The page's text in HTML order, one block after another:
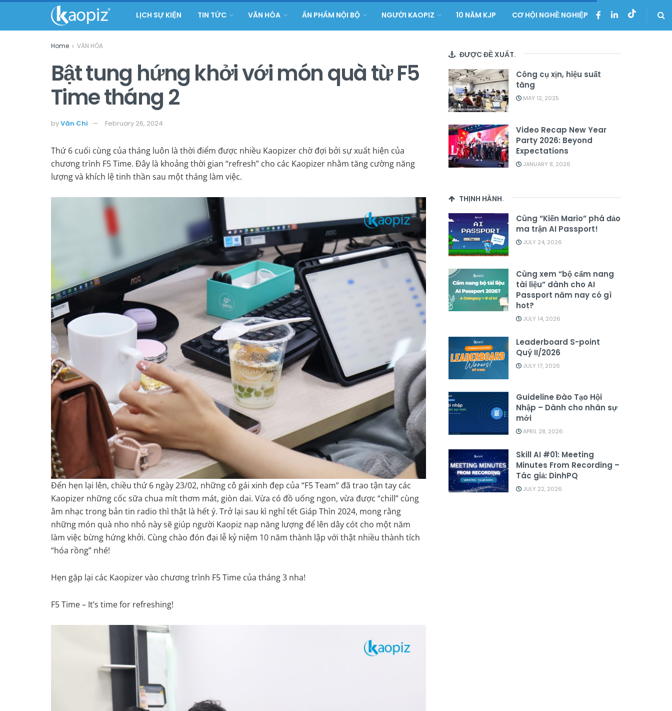
LỊCH SỰ KIỆN TIN TỨC VĂN HÓA ẤN PHẨM NỘI BỘ NGƯỜI KAOPIZ 10 NĂM KJP CƠ HỘI NGHỀ NGHIỆP
Home VĂN HÓA
Bật tung hứng khởi với món quà từ F5
Time tháng 2
byVân Chi February 26, 2024
Thứ 6 cuối cùng của tháng luôn là thời điểm được nhiều Kaopizer chờ đợi bởi sự xuất hiện của
chương trình F5 Time. Đây là khoảng thời gian “refresh” cho các Kaopizer nhằm tăng cường năng
lượng và khích lệ tinh thần sau một tháng làm việc.
Đến hẹn lại lên, chiều thứ 6 ngày 23/02, những cô gái xinh đẹp của “F5 Team” đã trao tận tay các
Kaopizer những cốc sữa chua mít thơm mát, giòn dai. Vừa có đồ uống ngon, vừa được “chill” cùng
âm nhạc trong bản tin radio thì thật là hết ý. Trở lại sau kì nghỉ tết Giáp Thìn 2024, mong rằng
những món quà nho nhỏ này sẽ giúp người Kaopiz nạp năng lượng để lên dây cót cho một năm
làm việc bừng hứng khởi. Cùng chào đón đại lễ kỷ niệm 10 năm thành lập với thật nhiều thành tích
“hóa rồng” nhé!
Hẹn gặp lại các Kaopizer vào chương trình F5 Time của tháng 3 nha!
F5 Time – It’s time for refreshing!
ĐƯỢC ĐỀ XUẤT.
Công cụ xịn, hiệu suất
tăng
MAY 12, 2025
Video Recap New Year
Party 2026: Beyond
Expectations
JANUARY 8, 2026
THỊNH HÀNH.
Cùng “Kiến Mario” phá đảo
ma trận AI Passport!
JULY 24, 2026
Cùng xem “bộ cẩm nang
tài liệu” dành cho AI
Passport năm nay có gì
hot?
JULY 14, 2026
Leaderboard S-point
Quý II/2026
JULY 17, 2026
Guideline Đào Tạo Hội
Nhập – Dành cho nhân sự
mới
APRIL 28, 2026
Skill AI #01: Meeting
Minutes From Recording –
Tác giả: DinhPQ
JULY 22, 2026